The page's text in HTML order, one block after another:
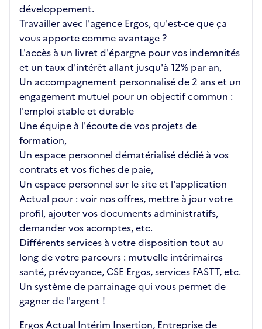
développement.
Travailler avec l'agence Ergos, qu'est-ce que ça
vous apporte comme avantage ?
L'accès à un livret d'épargne pour vos indemnités
et un taux d'intérêt allant jusqu'à 12% par an,
Un accompagnement personnalisé de 2 ans et un
engagement mutuel pour un objectif commun :
l'emploi stable et durable
Une équipe à l'écoute de vos projets de
formation,
Un espace personnel dématérialisé dédié à vos
contrats et vos fiches de paie,
Un espace personnel sur le site et l'application
Actual pour : voir nos offres, mettre à jour votre
profil, ajouter vos documents administratifs,
demander vos acomptes, etc.
Différents services à votre disposition tout au
long de votre parcours : mutuelle intérimaires
santé, prévoyance, CSE Ergos, services FASTT, etc.
Un système de parrainage qui vous permet de
gagner de l'argent !
Ergos Actual Intérim Insertion, Entreprise de